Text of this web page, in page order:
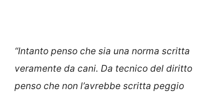
“Intanto penso che sia una norma scritta
veramente da cani. Da tecnico del diritto
penso che non l’avrebbe scritta peggio